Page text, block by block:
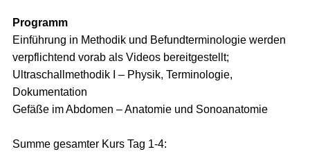
Programm
Einführung in Methodik und Befundterminologie werden
verpflichtend vorab als Videos bereitgestellt;
Ultraschallmethodik I – Physik, Terminologie,
Dokumentation
Gefäße im Abdomen – Anatomie und Sonoanatomie
Summe gesamter Kurs Tag 1-4: